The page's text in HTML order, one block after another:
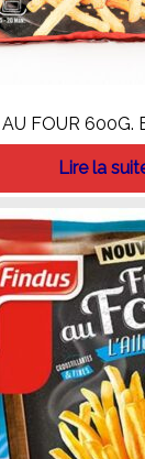
FOUR 600G.
Lire la